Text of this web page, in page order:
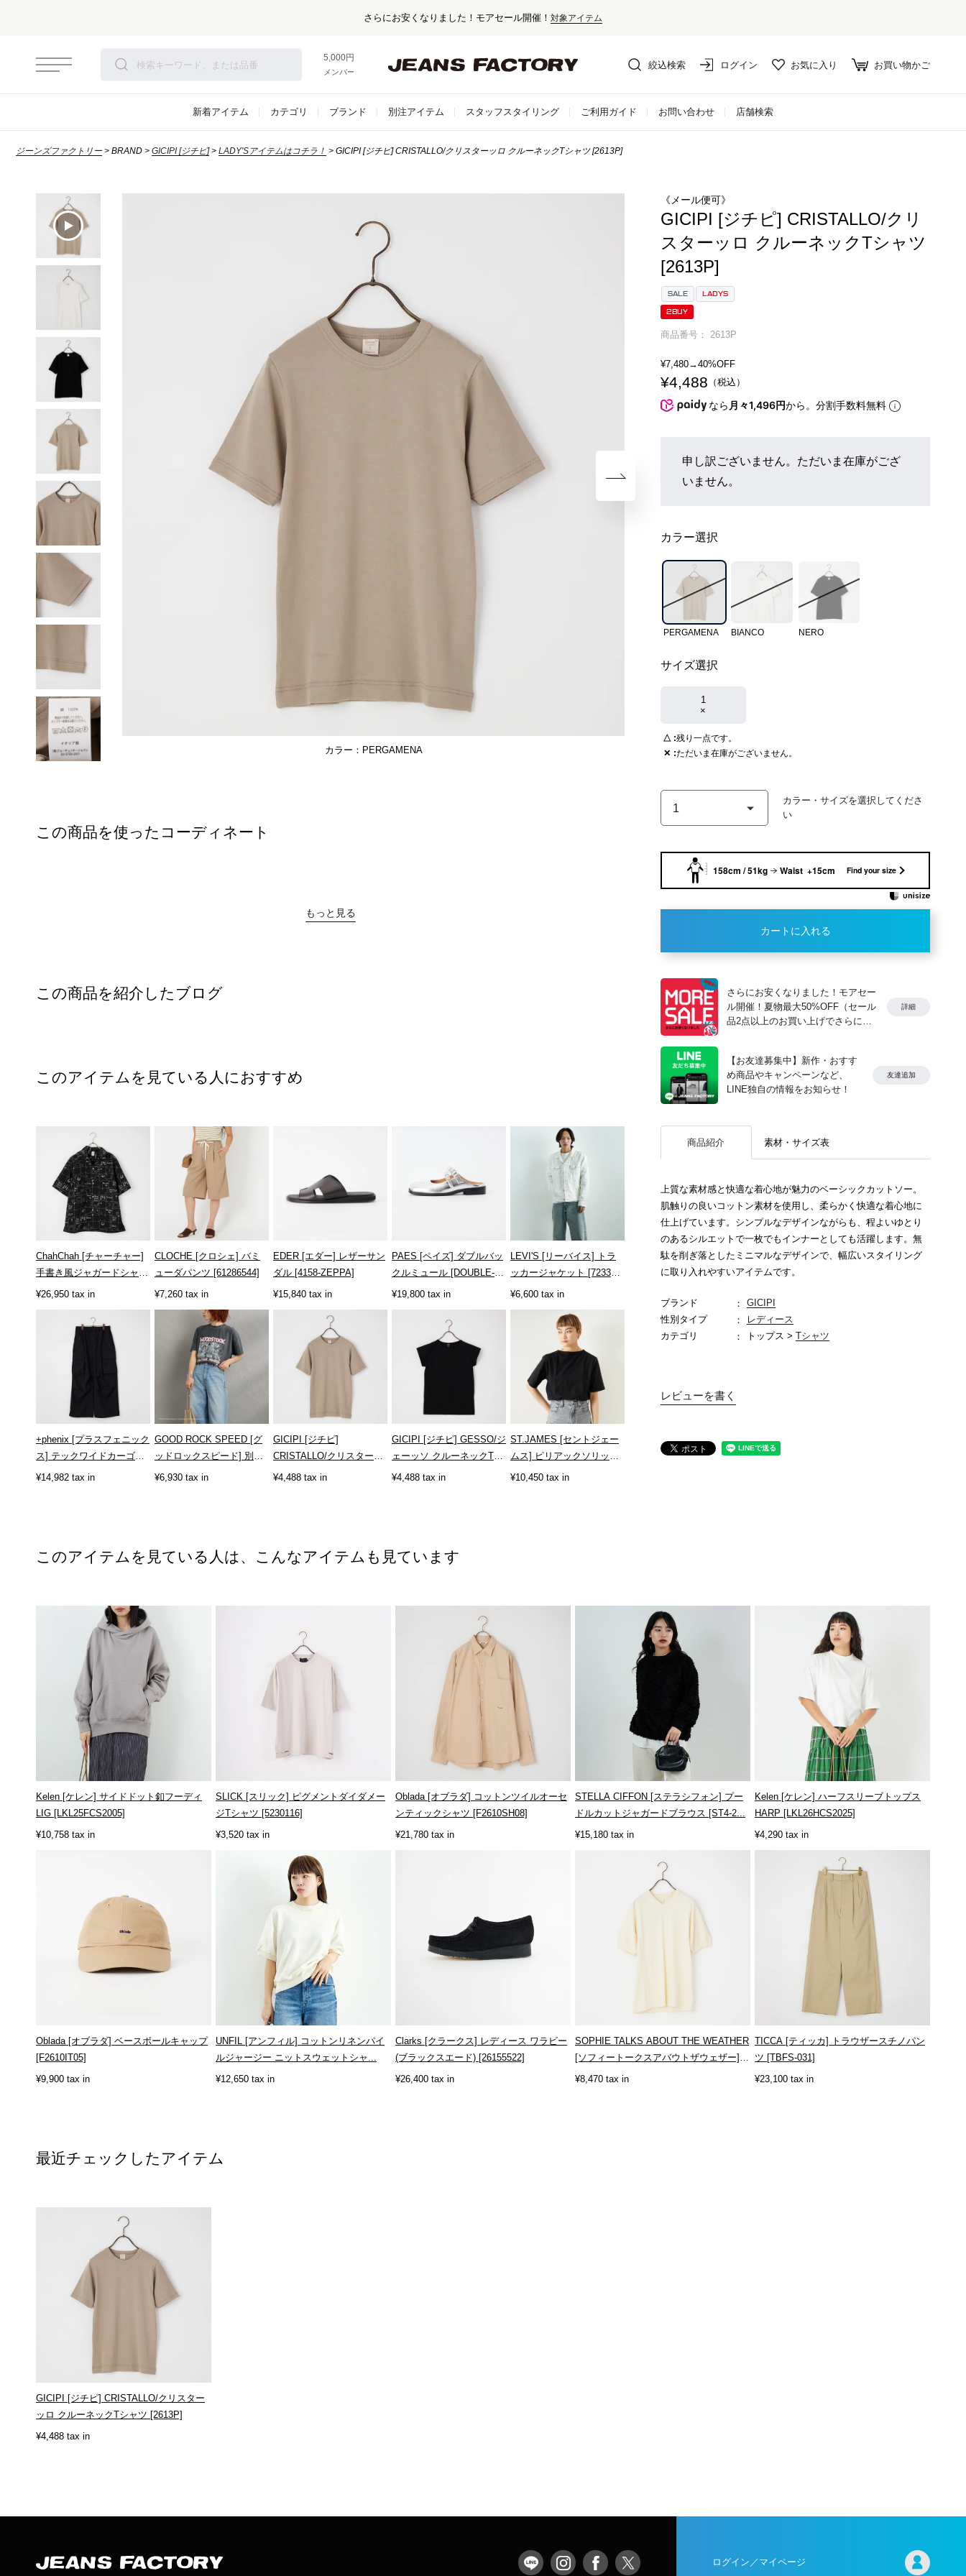
さらにお安くなりました！モアセール開催！ 対象アイテム
5,000円以上お買い上げで送料無料！
メンバー登録でお得な情報をゲット。さらに詳しく
絞込検索 ログイン お気に入り お買い物かご
新着アイテム カテゴリ ブランド 別注アイテム スタッフスタイリング ご利用ガイド お問い合わせ 店舗検索
ジーンズファクトリー BRAND GICIPI [ジチピ] LADY'Sアイテムはコチラ！ GICIPI [ジチピ] CRISTALLO/クリスターッロ クルーネックTシャツ [2613P]
PERGAMENA
この商品を使ったコーディネート
もっと見る
この商品を紹介したブログ
このアイテムを見ている人におすすめ
ChahChah [チャーチャー]
手書き風ジャガードシャツ
[CC-26SS-SH02]
¥26,950 tax in
CLOCHE [クロシェ] バミ
ューダパンツ [61286544]
¥7,260 tax in
EDER [エダー] レザーサン
ダル [4158-ZEPPA]
¥15,840 tax in
PAES [ペイズ] ダブルバッ
クルミュール [DOUBLE-
BUCKLE-MULE]
¥19,800 tax in
LEVI'S [リーバイス] トラ
ッカージャケット [72334-
02]
¥6,600 tax in
+phenix [プラスフェニック
ス] テックワイドカーゴパ
ンツ [POB-26008F]
¥14,982 tax in
GOOD ROCK SPEED [グ
ッドロックスピード] 別注
WOODSTOCK ロックプリ
¥6,930 tax in
GICIPI [ジチピ]
CRISTALLO/クリスターッ
ロ クルーネックTシャツ
¥4,488 tax in
GICIPI [ジチピ] GESSO/ジ
ェーッソ クルーネックTシ
ャツ [2616P]
¥4,488 tax in
ST.JAMES [セントジェー
ムス] ピリアックソリッドT
シャツ [PIRIAC-SD]
¥10,450 tax in
《メール便可》
GICIPI [ジチピ] CRISTALLO/クリ
スターッロ クルーネックTシャツ
[2613P]
SALE LADYS
2BUY
商品番号 2613P
¥7,480→40%OFF
¥4,488 税込
なら 月々1,496円から。分割手数料無料
申し訳ございません。ただいま在庫がござ
いません。
カラー選択
PERGAMENA BIANCO NERO
サイズ選択
1
×
△ 残り一点です。
✕
ただいま在庫がございません。
158cm / 51kg Waist +15cm Find your size
カートに入れる
さらにお安くなりました！モアセー
ル開催！夏物最大50%OFF（セール
品2点以上のお買い上げでさらに
詳細
【お友達募集中】新作・おすす
め商品やキャンペーンなど、
LINE独自の情報をお知らせ！
友達追加
商品紹介 素材・サイズ表
上質な素材感と快適な着心地が魅力のベーシックカットソー。
肌触りの良いコットン素材を使用し、柔らかく快適な着心地に
仕上げています。シンプルなデザインながらも、程よいゆとり
のあるシルエットで一枚でもインナーとしても活躍します。無
駄を削ぎ落としたミニマルなデザインで、幅広いスタイリング
に取り入れやすいアイテムです。
ブランド
GICIPI
性別タイプ
レディース
カテゴリ
トップス > Tシャツ
レビューを書く
このアイテムを見ている人は、こんなアイテムも見ています
Kelen [ケレン] サイドドット釦フーディ
LIG [LKL25FCS2005]
¥10,758 tax in
SLICK [スリック] ピグメントダイダメー
ジTシャツ [5230116]
¥3,520 tax in
Oblada [オブラダ] コットンツイルオーセ
ンティックシャツ [F2610SH08]
¥21,780 tax in
STELLA CIFFON [ステラシフォン] プー
ドルカットジャガードブラウス [ST4-2...
¥15,180 tax in
Kelen [ケレン] ハーフスリーブトップス
HARP [LKL26HCS2025]
¥4,290 tax in
Oblada [オブラダ] ベースボールキャップ
[F2610IT05]
¥9,900 tax in
UNFIL [アンフィル] コットンリネンパイ
ルジャージー ニットスウェットシャ...
¥12,650 tax in
Clarks [クラークス] レディース ワラビー
(ブラックスエード) [26155522]
¥26,400 tax in
SOPHIE TALKS ABOUT THE WEATHER
[ソフィートークスアバウトザウェザー]
V...
¥8,470 tax in
TICCA [ティッカ] トラウザースチノパン
ツ [TBFS-031]
¥23,100 tax in
最近チェックしたアイテム
GICIPI [ジチピ] CRISTALLO/クリスター
ッロ クルーネックTシャツ [2613P]
¥4,488 tax in
ログイン／マイページ